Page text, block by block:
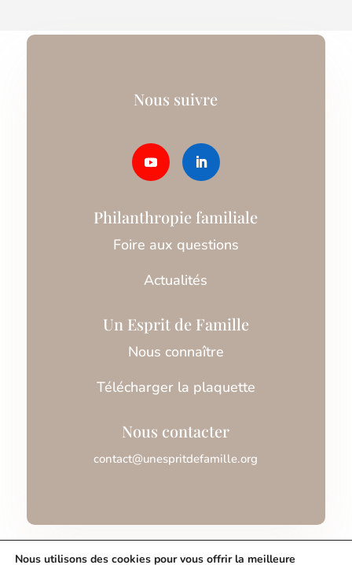
Nous suivre
Philanthropie familiale
Foire aux questions
Actualités
Un Esprit de Famille
Nous connaître
Télécharger la plaquette
Nous contacter
contact@unespritdefamille.org
Nous utilisons des cookies pour vous offrir la meilleure